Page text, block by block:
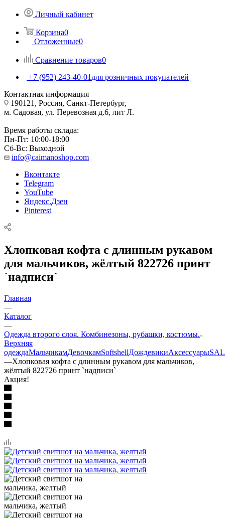
Личный кабинет
Корзина0
Отложенные0
Сравнение товаров0
+7 (952) 243-40-01 для розничных покупателей
Контактная информация
190121, Россия, Санкт-Петербург,
м. Садовая, ул. Перевозная д.6, лит Л.
Время работы склада:
Пн-Пт: 10:00-18:00
Сб-Вс: Выходной
info@caimanoshop.com
Вконтакте
Telegram
YouTube
Яндекс.Дзен
Pinterest
Хлопковая кофта с длинным рукавом
для мальчиков, жёлтый 822726 принт
`надписи`
Главная
—
Каталог
—
Одежда второго слоя. Комбинезоны, рубашки, костюмы.
Верхняя
одеждаМальчикамДевочкамSoftshellДождевикиАксессуары
—Хлопковая кофта с длинным рукавом для мальчиков,
жёлтый 822726 принт `надписи`
Акция!